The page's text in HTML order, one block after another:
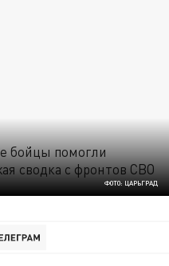
ФОТО: ЦАРЬГРАД